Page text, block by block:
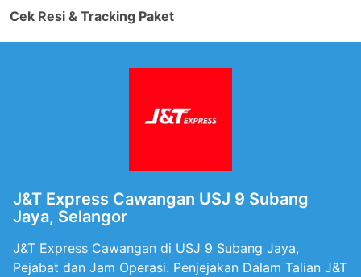
Cek Resi & Tracking Paket
J&T Express Cawangan USJ 9 Subang
Jaya, Selangor
J&T Express Cawangan di USJ 9 Subang Jaya,
Pejabat dan Jam Operasi. Penjejakan Dalam Talian J&T